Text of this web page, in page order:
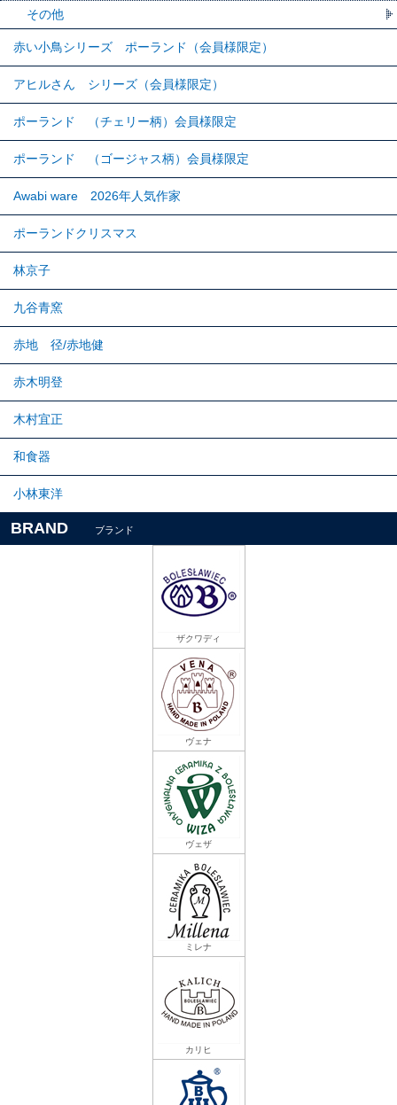
その他
赤い小鳥シリーズ ポーランド（会員様限定）
アヒルさん シリーズ（会員様限定）
ポーランド （チェリー柄）会員様限定
ポーランド （ゴージャス柄）会員様限定
Awabi ware 2026年人気作家
ポーランドクリスマス
林京子
九谷青窯
赤地 径/赤地健
赤木明登
木村宜正
和食器
小林東洋
BRAND ブランド
ザクワディ
ヴェナ
ヴェザ
ミレナ
カリヒ